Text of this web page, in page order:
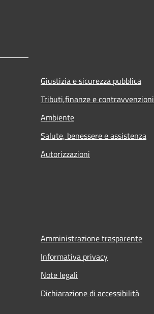
Giustizia e sicurezza pubblica
Tributi,finanze e contravvenzioni
Ambiente
Salute, benessere e assistenza
Autorizzazioni
Amministrazione trasparente
Informativa privacy
Note legali
Dichiarazione di accessibilità